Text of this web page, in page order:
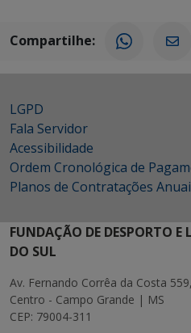
Compartilhe:
LGPD
Fala Servidor
Acessibilidade
Ordem Cronológica de
Planos de Contratações
FUNDAÇÃO DE DESPORTO E
DO SUL
Av. Fernando Corrêa da Costa
Centro - Campo Grande | MS
CEP: 79004-311